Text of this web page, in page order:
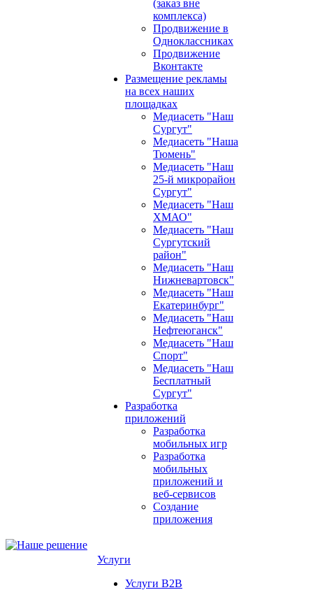
(заказ вне
комплекса)
Продвижение в
Одноклассниках
Продвижение
Вконтакте
Размещение рекламы
на всех наших
площадках
Медиасеть "Наш
Сургут"
Медиасеть "Наша
Тюмень"
Медиасеть "Наш
25-й микрорайон
Сургут"
Медиасеть "Наш
ХМАО"
Медиасеть "Наш
Сургутский
район"
Медиасеть "Наш
Нижневартовск"
Медиасеть "Наш
Екатеринбург"
Медиасеть "Наш
Нефтеюганск"
Медиасеть "Наш
Спорт"
Медиасеть "Наш
Бесплатный
Сургут"
Разработка
приложений
Разработка
мобильных игр
Разработка
мобильных
приложений и
веб-сервисов
Создание
приложения
Услуги
Услуги B2B